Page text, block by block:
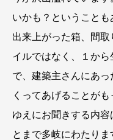
いかも？ということも
出来上がった箱、間
イルではなく、１か
で、建築主さんにあ
くってあげることがも
ゆえにお聞きする内
とまで多岐にわたりま